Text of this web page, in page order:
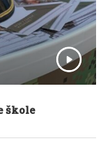
škole